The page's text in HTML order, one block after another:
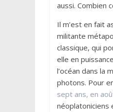
aussi. Combien
Il m’est en fait
militante
classique, qui
elle en
l’océan dans la
photons. Pour
sept ans, en
néoplatoniciens